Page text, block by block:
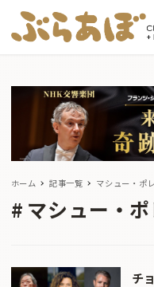
ホーム 記事一覧 マシュー・ポ
マシュー・
チ